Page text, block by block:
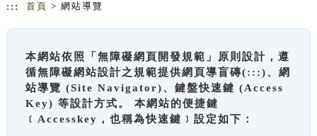
::: 首頁 > 網站導覽
本網站依照「無障礙網頁開發規範」原則設計，遵
循無障礙網站設計之規範提供網頁導盲磚(:::)、網
站導覽 (Site Navigator)、鍵盤快速鍵 (Access
Key) 等設計方式。 本網站的便捷鍵
﹝Accesskey，也稱為快速鍵﹞設定如下：